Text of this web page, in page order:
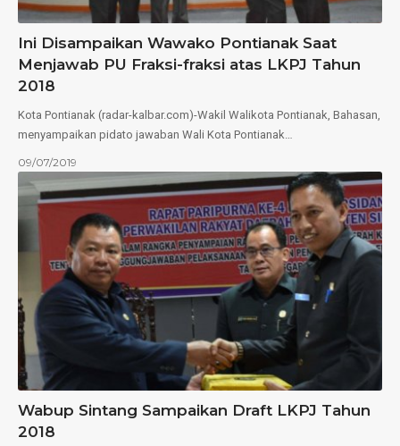
Ini Disampaikan Wawako Pontianak Saat
Menjawab PU Fraksi-fraksi atas LKPJ Tahun
2018
Kota Pontianak (radar-kalbar.com)-Wakil Walikota Pontianak, Bahasan,
menyampaikan pidato jawaban Wali Kota Pontianak…
09/07/2019
Wabup Sintang Sampaikan Draft LKPJ Tahun
2018